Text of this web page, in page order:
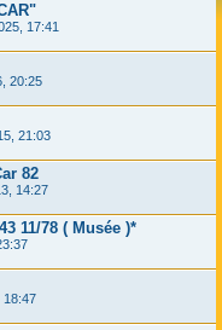
17:41
20:25
21:03
82
14:27
11/78 ( Musée )*
18:47